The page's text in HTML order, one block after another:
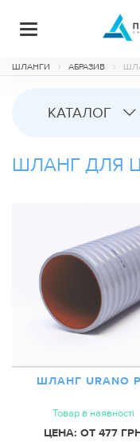
ШЛАНГИ АБРАЗИВ
КАТАЛОГ
ШЛАНГ ДЛЯ
ШЛАНГ URANO
Товар в наявності
ЦЕНА: ОТ 477